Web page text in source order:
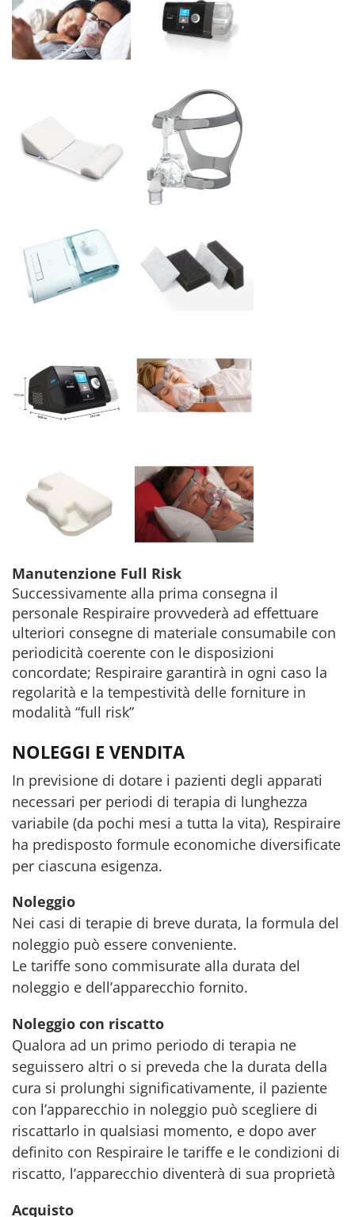
Manutenzione Full Risk
Successivamente alla prima consegna il
personale Respiraire provvederà ad effettuare
ulteriori consegne di materiale consumabile con
periodicità coerente con le disposizioni
concordate; Respiraire garantirà in ogni caso la
regolarità e la tempestività delle forniture in
modalità “full risk”
NOLEGGI E VENDITA
In previsione di dotare i pazienti degli apparati
necessari per periodi di terapia di lunghezza
variabile (da pochi mesi a tutta la vita), Respiraire
ha predisposto formule economiche diversificate
per ciascuna esigenza.
Noleggio
Nei casi di terapie di breve durata, la formula del
noleggio può essere conveniente.
Le tariffe sono commisurate alla durata del
noleggio e dell’apparecchio fornito.
Noleggio con riscatto
Qualora ad un primo periodo di terapia ne
seguissero altri o si preveda che la durata della
cura si prolunghi significativamente, il paziente
con l’apparecchio in noleggio può scegliere di
riscattarlo in qualsiasi momento, e dopo aver
definito con Respiraire le tariffe e le condizioni di
riscatto, l’apparecchio diventerà di sua proprietà
Acquisto